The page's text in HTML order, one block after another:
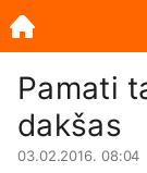
Pamati
dakšas
03.02.2016. 08:04